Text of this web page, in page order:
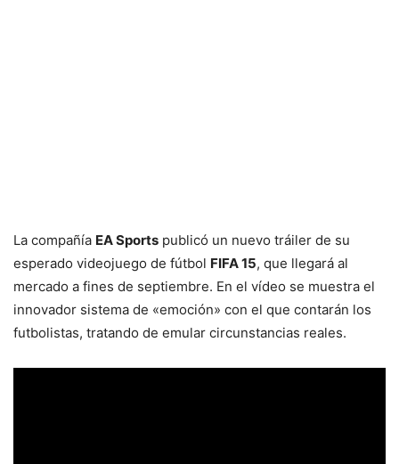
La compañía EA Sports publicó un nuevo tráiler de su
esperado videojuego de fútbol FIFA 15, que llegará al
mercado a fines de septiembre. En el vídeo se muestra el
innovador sistema de «emoción» con el que contarán los
futbolistas, tratando de emular circunstancias reales.